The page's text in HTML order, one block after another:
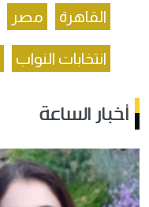
القاهرة مصر
انتخابات النواب
أخبار الساعة